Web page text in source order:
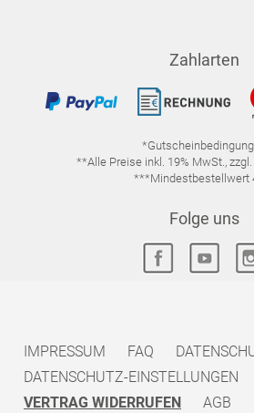
Zahlarten
**Alle Preise inkl. 19% MwSt.,
***Mindestbestellwert
Folge uns
IMPRESSUM FAQ
DATENSCHUTZ-EINSTELLUNGEN
VERTRAG WIDERRUFEN
AGB